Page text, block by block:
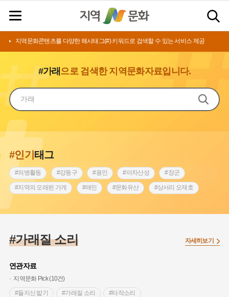
지역문화콘텐츠를 다양한 해시태그(#) 키워드로 검색할 수 있는 서비스 제공
#가래 으로 검색한 지역문화자료입니다.
#인기태그
#의병활동 #강동구 #용인 #아차산성 #장군
#지역의 오래된 가게 #애민 #문화유산 #상서리 오재호
#허준 #28독립선언 #지명유래
#여성독립운동가
#백년가게 #온라인 생활사박물관
#단지 #설화 #인물설화 #대한애국부인회
#가래질 소리
연관자료
지역문화 Pick (10건)
#들지신 밟기
#가래질 소리 #타작소리
자세히보기